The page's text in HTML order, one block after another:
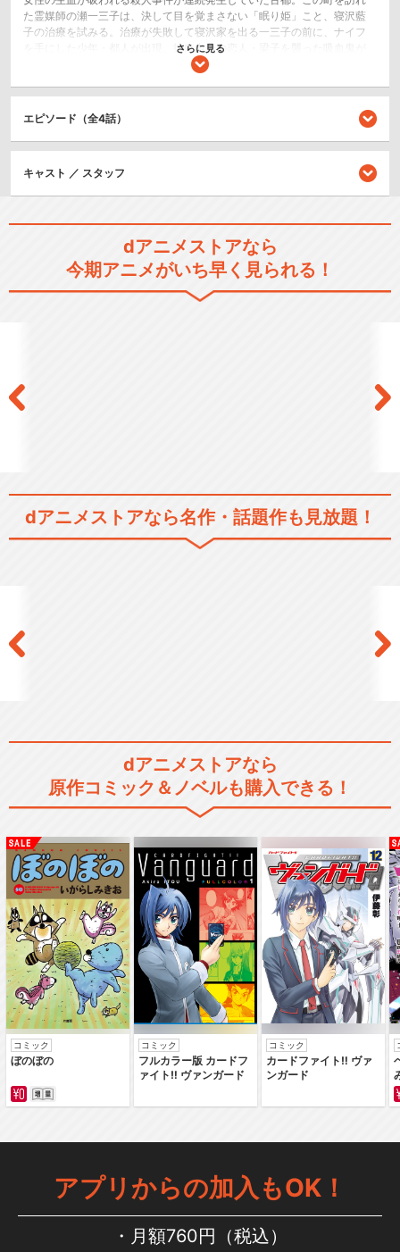
た霊媒師の瀬一三子は、決して目を覚まさない「眠り姫」こと、寝沢藍
子の治療を試みる。治療が失敗して寝沢家を出る一三子の前に、ナイフ
を手にした少年・都人が出現。彼は自分の恋人・梁子を襲った吸血鬼が
寝沢家にいると考えていたのだ。梁子の殺害現場の神社へ赴く一三子だ
を不思議な光が救い、鳥居に座っていた少女＝美夕とその従者ラヴァは
これ以上関わらないほうがいいと一三子に促し、闇の中へ消えていっ
アクション/バトル
シリーズ／関連のアニメ作品
吸血姫美夕Vampire Princess
M…
さらに見る
エピソード（全4話）
キャスト ／ スタッフ
dアニメストアなら
今期アニメがいち早く見られる！
dアニメストアなら名作・話題作も見放題！
dアニメストアなら
原作コミック＆ノベルも購入できる！
コミック
ぼのぼの
コミック
フルカラー版 カードフ
ァイト‼ ヴァンガード
コミック
カードファイト‼ ヴァ
ンガード
アプリからの加入もOK！
月額760円（税込）